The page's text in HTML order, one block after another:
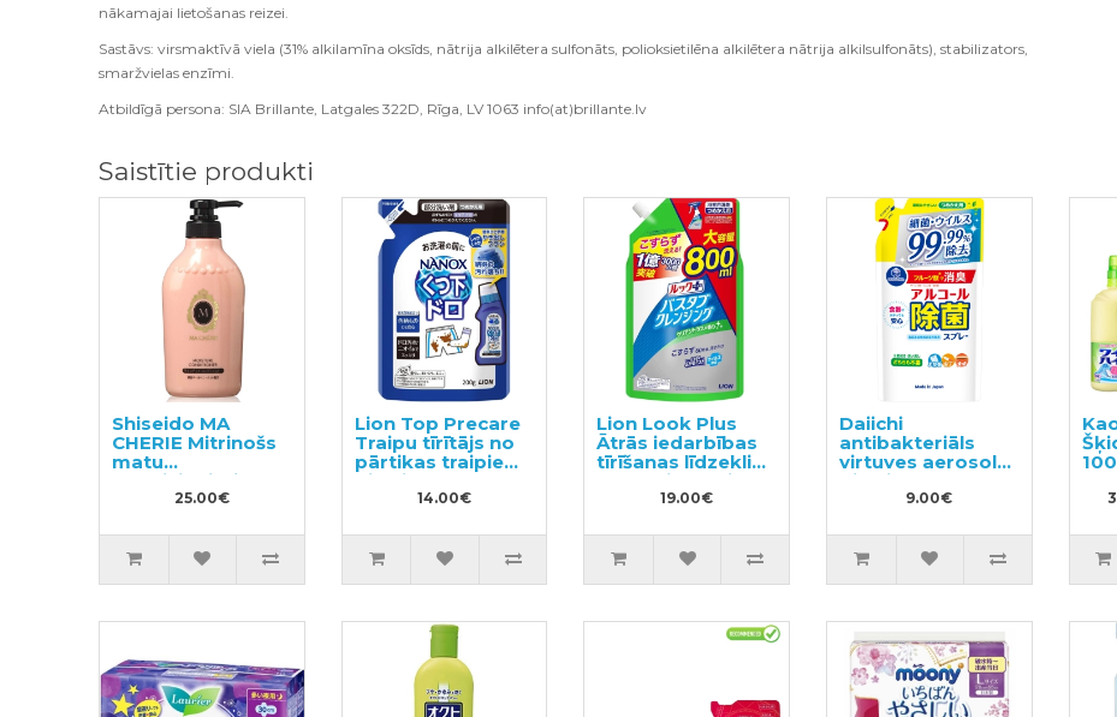
nākamajai lietošanas reizei.
Sastāvs: virsmaktīvā viela (31% alkilamīna oksīds, nātrija alkilētera sulfonāts, polioksietilēna alkilētera nātrija alkilsulfonāts), stabilizators,
smaržvielas enzīmi.
Atbildīgā persona: SIA Brillante, Latgales 322D, Rīga, LV 1063 info(at)brillante.lv
Saistītie produkti
Shiseido MA
CHERIE Mitrinošs
matu
kondicionieris ar
ziedu-augļu
25.00€
Lion Top Precare
Traipu tīrītājs no
pārtikas traipiem
pildviela 200g
14.00€
Lion Look Plus
Ātrās iedarbības
tīrīšanas līdzeklis
vannasistabai ar
citrusaugļu
800ml
19.00€
Daiichi
antibakteriāls
virtuves aerosols
pildviela 360ml
9.00€